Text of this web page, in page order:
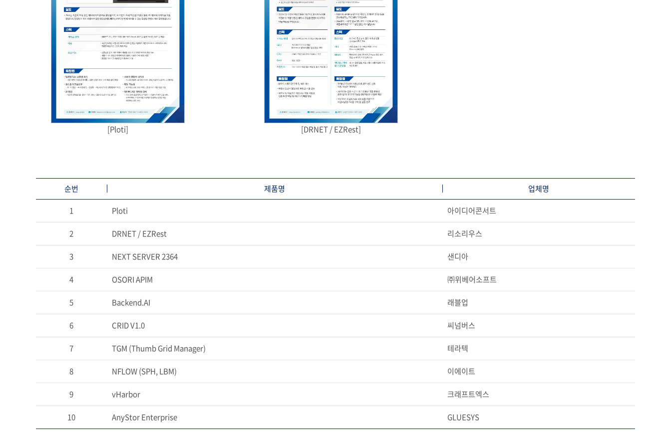
[Ploti] [DRNET / EZRest]
순번 제품명
업체명
1
Ploti 아이디어콘서트
2 DRNET / EZRest 리소리우스
3 NEXT SERVER 2364 샌디아
4 OSORI APIM ㈜위베어소프트
5 Backend.AI 래블업
6 CRID V1.0 씨넘버스
7 TGM (Thumb Grid Manager) 테라텍
8 NFLOW (SPH, LBM) 이에이트
9 vHarbor 크래프트엑스
10 AnyStor Enterprise GLUESYS